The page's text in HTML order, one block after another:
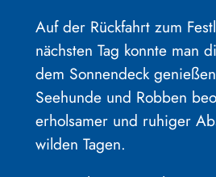
Auf der Rückfahrt zum
nächsten Tag konnte man
dem Sonnendeck
Seehunde und Robben
erholsamer und ruhiger
wilden Tagen.